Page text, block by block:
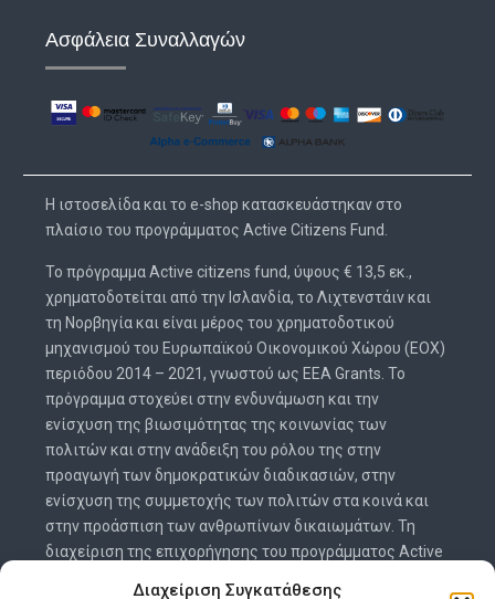
Διαχείριση Συγκατάθεσης
Ασφάλεια Συναλλαγών
H ιστοσελίδα και το e-shop κατασκευάστηκαν στο
πλαίσιο του προγράμματος Active Citizens Fund.
Το πρόγραμμα Active citizens fund, ύψους € 13,5 εκ.,
χρηματοδοτείται από την Ισλανδία, το Λιχτενστάιν και
τη Νορβηγία και είναι μέρος του χρηματοδοτικού
μηχανισμού του Ευρωπαϊκού Οικονομικού Χώρου (ΕΟΧ)
περιόδου 2014 – 2021, γνωστού ως EEA Grants. Το
πρόγραμμα στοχεύει στην ενδυνάμωση και την
ενίσχυση της βιωσιμότητας της κοινωνίας των
πολιτών και στην ανάδειξη του ρόλου της στην
προαγωγή των δημοκρατικών διαδικασιών, στην
ενίσχυση της συμμετοχής των πολιτών στα κοινά και
στην προάσπιση των ανθρωπίνων δικαιωμάτων. Τη
διαχείριση της επιχορήγησης του προγράμματος Active